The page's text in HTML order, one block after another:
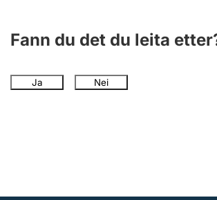
Fann du det du leita
Ja Nei